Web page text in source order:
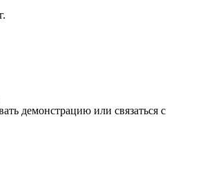
демонстрацию или связаться с